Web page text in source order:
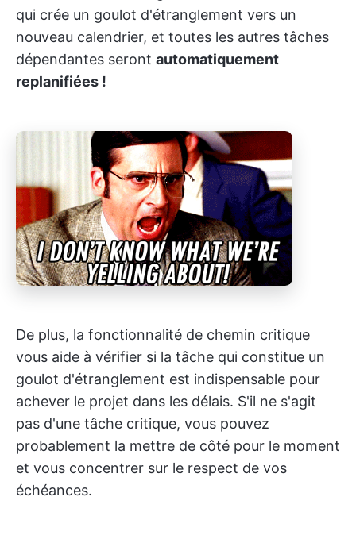
qui crée un goulot d'étranglement vers un
nouveau calendrier, et toutes les autres tâches
dépendantes seront automatiquement
replanifiées !
De plus, la fonctionnalité de chemin critique
vous aide à vérifier si la tâche qui constitue un
goulot d'étranglement est indispensable pour
achever le projet dans les délais. S'il ne s'agit
pas d'une tâche critique, vous pouvez
probablement la mettre de côté pour le moment
et vous concentrer sur le respect de vos
échéances.